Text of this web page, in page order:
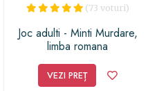
(73 voturi)
Joc adulti - Minti Murdare,
limba romana
VEZI PREȚ